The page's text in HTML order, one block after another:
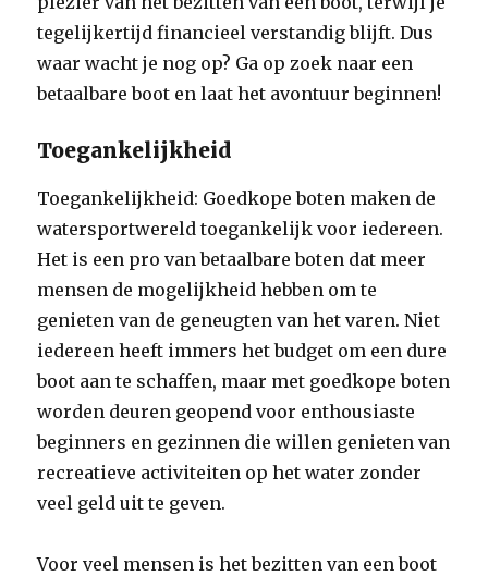
tegelijkertijd financieel verstandig blijft. Dus
waar wacht je nog op? Ga op zoek naar een
betaalbare boot en laat het avontuur beginnen!
Toegankelijkheid
Toegankelijkheid: Goedkope boten maken de
watersportwereld toegankelijk voor iedereen.
Het is een pro van betaalbare boten dat meer
mensen de mogelijkheid hebben om te
genieten van de geneugten van het varen. Niet
iedereen heeft immers het budget om een dure
boot aan te schaffen, maar met goedkope boten
worden deuren geopend voor enthousiaste
beginners en gezinnen die willen genieten van
recreatieve activiteiten op het water zonder
veel geld uit te geven.
Voor veel mensen is het bezitten van een boot